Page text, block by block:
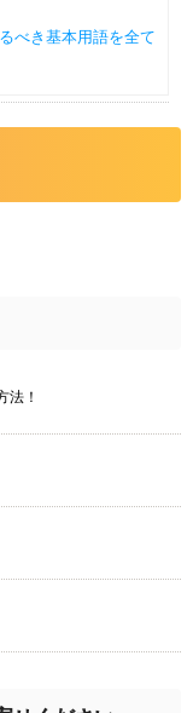
べき基本用語を全て
法！